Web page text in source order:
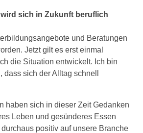
sich in Zukunft beruflich
und Beratungen
Jetzt gilt es erst einmal
die Situation entwickelt. Ich bin
dass sich der Alltag schnell
haben sich in dieser Zeit Gedanken
Leben und gesünderes Essen
positiv auf unsere Branche